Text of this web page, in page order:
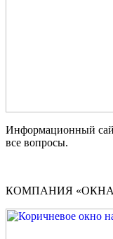
Информационный
все вопросы.
КОМПАНИЯ «ОКНА